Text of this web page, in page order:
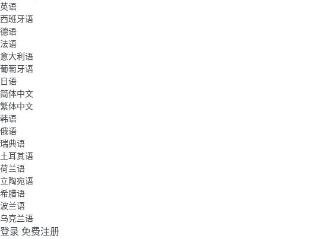
英语
西班牙语
德语
法语
意大利语
葡萄牙语
日语
简体中文
繁体中文
韩语
俄语
瑞典语
土耳其语
荷兰语
立陶宛语
希腊语
波兰语
乌克兰语
登录 免费注册